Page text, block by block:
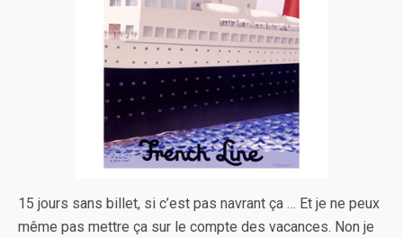
15 jours sans billet, si c’est pas navrant ça … Et je ne peux
même pas mettre ça sur le compte des vacances. Non je